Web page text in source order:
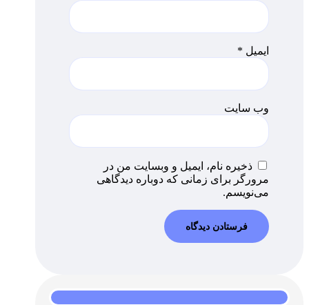
ایمیل *
وب‌ سایت
ذخیره نام، ایمیل و وبسایت من در
مرورگر برای زمانی که دوباره دیدگاهی
می‌نویسم.